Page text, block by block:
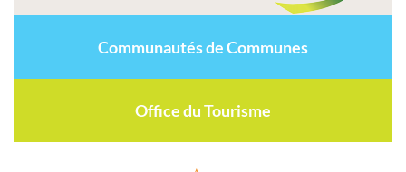
Communautés de Communes
Office du Tourisme